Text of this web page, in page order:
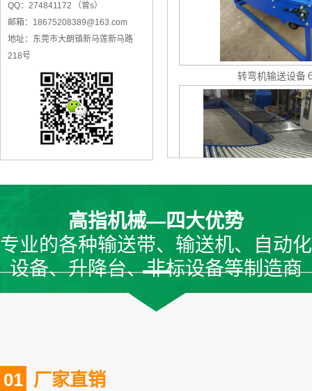
QQ：274841172 （曾s）
邮箱：18675208389@163.com
地址：东莞市大朗镇新马莲新马路
218号
转弯机输送设备
转弯机输送设备
高指机械—四大优势
专业的各种输送带、输送机、自动化
设备、升降台、非标设备等制造商
01 厂家直销